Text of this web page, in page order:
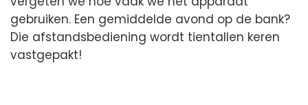
gebruiken. Een gemiddelde avond op de bank?
Die afstandsbediening wordt tientallen keren
vastgepakt!